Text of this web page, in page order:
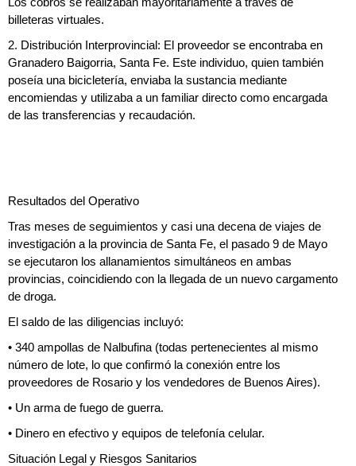
billeteras virtuales.
2. Distribución Interprovincial: El proveedor se encontraba en
Granadero Baigorria, Santa Fe. Este individuo, quien también
poseía una bicicletería, enviaba la sustancia mediante
encomiendas y utilizaba a un familiar directo como encargada
de las transferencias y recaudación.
Resultados del Operativo
Tras meses de seguimientos y casi una decena de viajes de
investigación a la provincia de Santa Fe, el pasado 9 de Mayo
se ejecutaron los allanamientos simultáneos en ambas
provincias, coincidiendo con la llegada de un nuevo cargamento
de droga.
El saldo de las diligencias incluyó:
• 340 ampollas de Nalbufina (todas pertenecientes al mismo
número de lote, lo que confirmó la conexión entre los
proveedores de Rosario y los vendedores de Buenos Aires).
• Un arma de fuego de guerra.
• Dinero en efectivo y equipos de telefonía celular.
Situación Legal y Riesgos Sanitarios